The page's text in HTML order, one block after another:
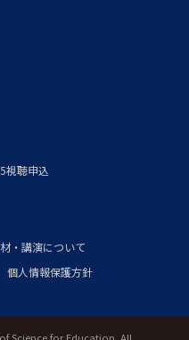
視聴申込
・講演について
個人情報保護方針